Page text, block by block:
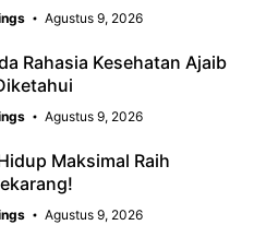
Agustus 9, 2026
Rahasia Kesehatan Ajaib
Agustus 9, 2026
Maksimal Raih
Agustus 9, 2026